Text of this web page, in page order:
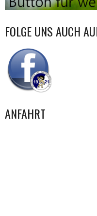
FOLGE UNS AUCH
ANFAHRT